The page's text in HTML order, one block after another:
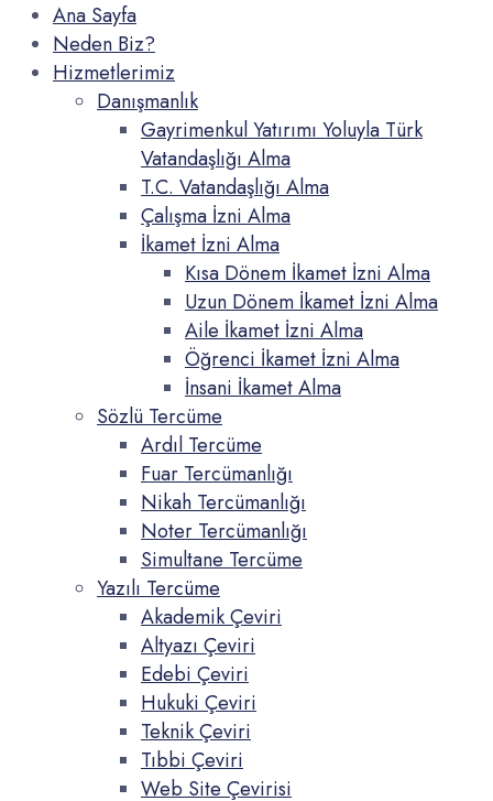
Ana Sayfa
Neden Biz?
Hizmetlerimiz
Danışmanlık
Gayrimenkul Yatırımı Yoluyla Türk
Vatandaşlığı Alma
T.C. Vatandaşlığı Alma
Çalışma İzni Alma
İkamet İzni Alma
Kısa Dönem İkamet İzni Alma
Uzun Dönem İkamet İzni Alma
Aile İkamet İzni Alma
Öğrenci İkamet İzni Alma
İnsani İkamet Alma
Sözlü Tercüme
Ardıl Tercüme
Fuar Tercümanlığı
Nikah Tercümanlığı
Noter Tercümanlığı
Simultane Tercüme
Yazılı Tercüme
Akademik Çeviri
Altyazı Çeviri
Edebi Çeviri
Hukuki Çeviri
Teknik Çeviri
Tıbbi Çeviri
Web Site Çevirisi